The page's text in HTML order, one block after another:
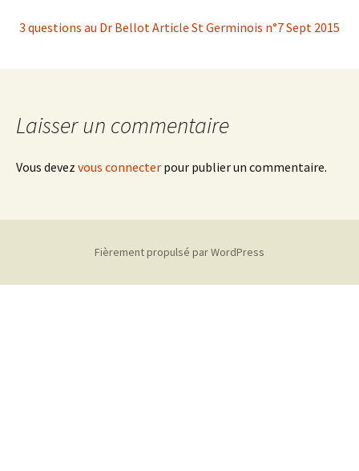
3 questions au Dr Bellot Article St Germinois n°7 Sept 2015
Laisser un commentaire
Vous devez vous connecter pour publier un commentaire.
Fièrement propulsé par WordPress